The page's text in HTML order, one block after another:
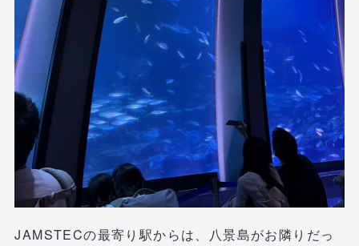
JAMSTECの最寄り駅からは、八景島がお隣りだっ